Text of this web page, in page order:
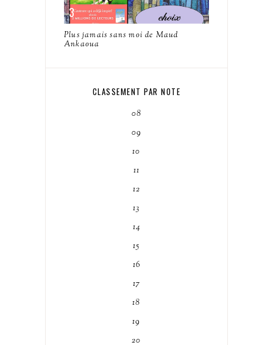
Plus jamais sans moi de Maud
Ankaoua
CLASSEMENT PAR NOTE
08
09
10
11
12
13
14
15
16
17
18
19
20